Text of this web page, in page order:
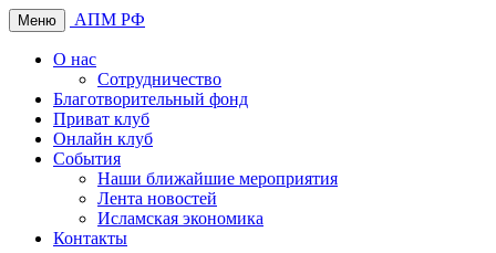
Меню АПМ РФ
О нас
Сотрудничество
Благотворительный фонд
Приват клуб
Онлайн клуб
События
Наши ближайшие мероприятия
Лента новостей
Исламская экономика
Контакты